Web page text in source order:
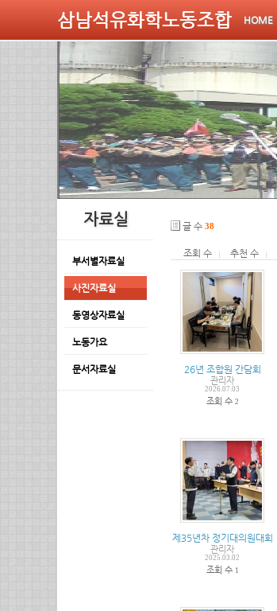
삼남석유화학노동조합 HOME
자료실
부서별자료실
사진자료실
동영상자료실
노동가요
문서자료실
글 수 38
조회 수 추천 수
26년 조합원 간담회
관리자
2026.07.03
조회 수 2
제35년차 정기대의원대회
관리자
2025.03.02
조회 수 1